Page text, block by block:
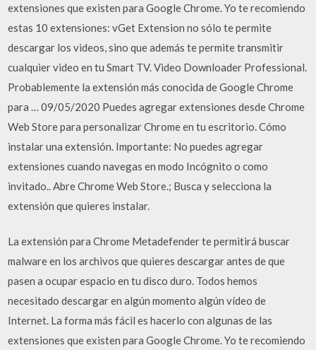
extensiones que existen para Google Chrome. Yo te recomiendo
estas 10 extensiones: vGet Extension no sólo te permite
descargar los videos, sino que además te permite transmitir
cualquier video en tu Smart TV. Video Downloader Professional.
Probablemente la extensión más conocida de Google Chrome
para … 09/05/2020 Puedes agregar extensiones desde Chrome
Web Store para personalizar Chrome en tu escritorio. Cómo
instalar una extensión. Importante: No puedes agregar
extensiones cuando navegas en modo Incógnito o como
invitado.. Abre Chrome Web Store.; Busca y selecciona la
extensión que quieres instalar.
La extensión para Chrome Metadefender te permitirá buscar
malware en los archivos que quieres descargar antes de que
pasen a ocupar espacio en tu disco duro. Todos hemos
necesitado descargar en algún momento algún vídeo de
Internet. La forma más fácil es hacerlo con algunas de las
extensiones que existen para Google Chrome. Yo te recomiendo